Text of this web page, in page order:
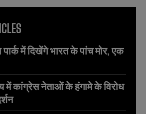
पार्क में दिखेंगे भारत के पांच मोर, एक
में कांग्रेस नेताओं के हंगामे के विरोध